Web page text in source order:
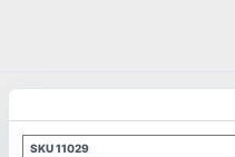
SKU11029